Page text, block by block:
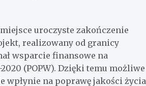
uroczyste zakończenie
realizowany od granicy
wsparcie finansowe na
(POPW). Dzięki temu możliwe
na poprawę jakości życia